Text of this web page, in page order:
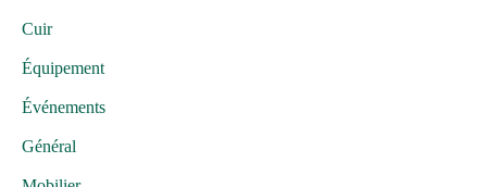
Cuir
Équipement
Événements
Général